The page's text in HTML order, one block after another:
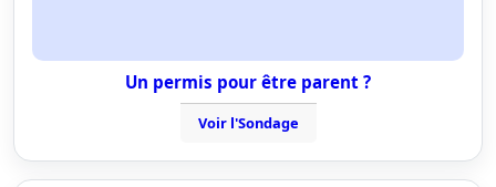
Un permis pour être parent ?
Voir l'Sondage